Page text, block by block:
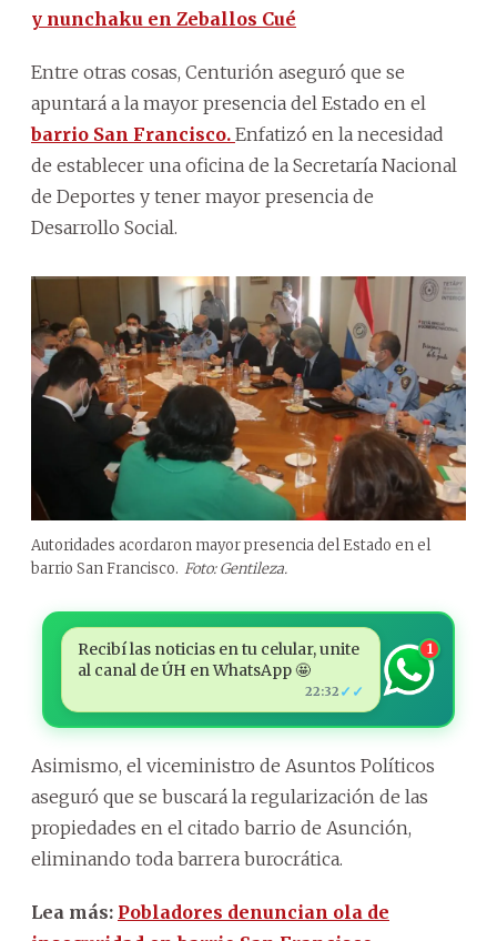
y nunchaku en Zeballos Cué
Entre otras cosas, Centurión aseguró que se
apuntará a la mayor presencia del Estado en el
barrio San Francisco. Enfatizó en la necesidad
de establecer una oficina de la Secretaría Nacional
de Deportes y tener mayor presencia de
Desarrollo Social.
Autoridades acordaron mayor presencia del Estado en el
barrio San Francisco. Foto: Gentileza.
Recibí las noticias en tu celular, unite
al canal de ÚH en WhatsApp 🤩
22:32 ✓✓
1
Asimismo, el viceministro de Asuntos Políticos
aseguró que se buscará la regularización de las
propiedades en el citado barrio de Asunción,
eliminando toda barrera burocrática.
Lea más: Pobladores denuncian ola de